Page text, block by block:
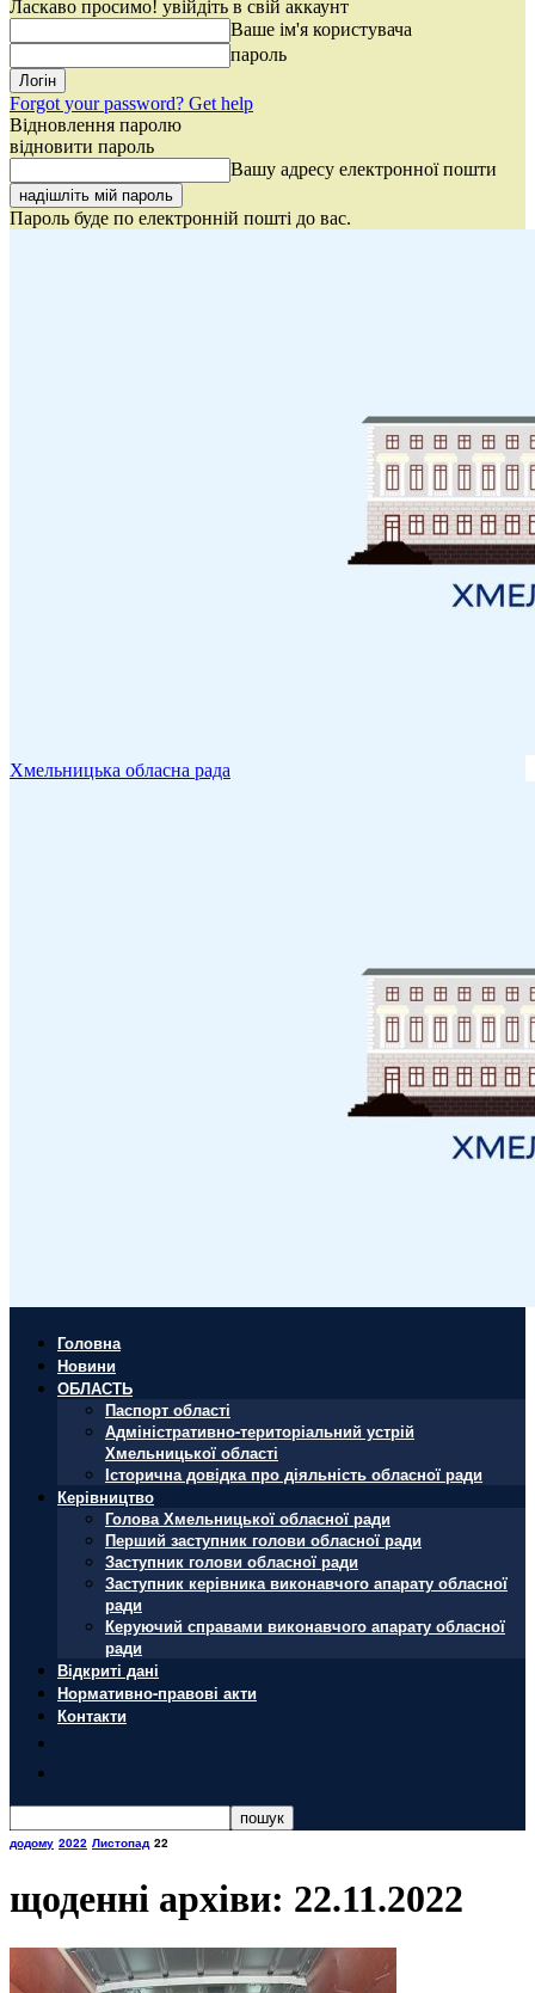
Ласкаво просимо! увійдіть в свій аккаунт
Ваше ім'я користувача
пароль
Forgot your password? Get help
Відновлення паролю
відновити пароль
Вашу адресу електронної пошти
Пароль буде по електронній пошті до вас.
Хмельницька обласна рада
Головна
Новини
ОБЛАСТЬ
Паспорт області
Адміністративно-територіальний устрій
Хмельницької області
Історична довідка про діяльність обласної ради
Керівництво
Голова Хмельницької обласної ради
Перший заступник голови обласної ради
Заступник голови обласної ради
Заступник керівника виконавчого апарату обласної
ради
Керуючий справами виконавчого апарату обласної
ради
Відкриті дані
Нормативно-правові акти
Контакти
додому 2022 Листопад 22
щоденні архіви: 22.11.2022